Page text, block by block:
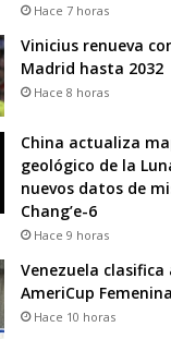
Hace 7 horas
Vinicius renueva
Madrid hasta 2032
Hace 8 horas
China actualiza
geológico de la
nuevos datos de
Chang’e-6
Hace 9 horas
Venezuela clasifica
AmeriCup
Hace 10 horas